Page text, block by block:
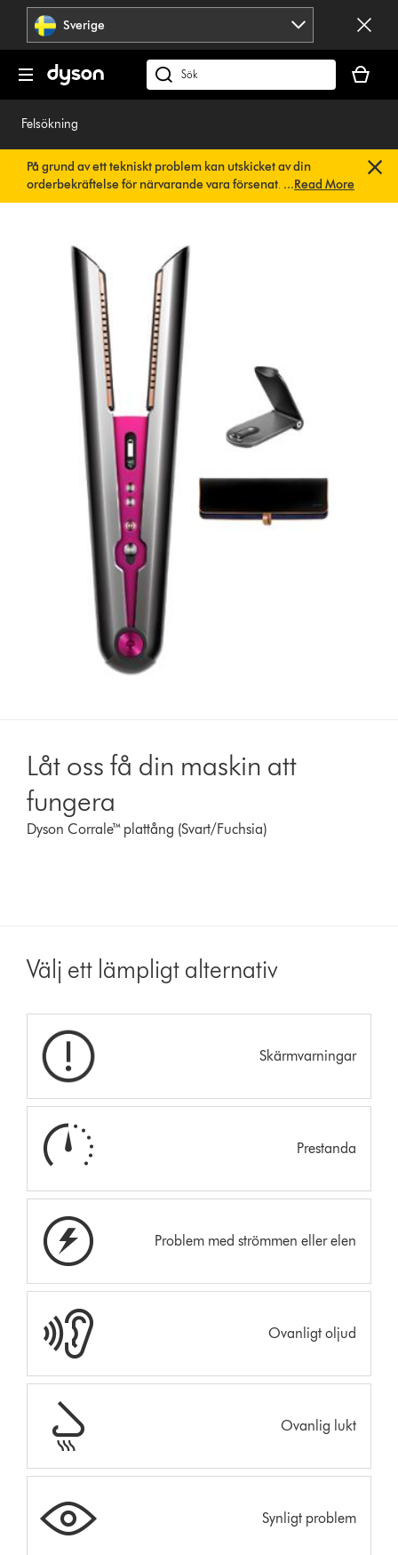
Hoppa
navigering
Sverige
Sök
på
är
tom
Felsökning
På grund av ett tekniskt problem kan utskicket av din
orderbekräftelse för närvarande vara försenat. Vi arbetar
redan på en snabb lösning.Du behöver inte göra någonting.
...Read More
Låt oss få din maskin att
fungera
Dyson Corrale™ plattång (Svart/Fuchsia)
Välj ett lämpligt alternativ
Skärmvarningar
Prestanda
Problem med strömmen eller elen
Ovanligt oljud
Ovanlig lukt
Synligt problem